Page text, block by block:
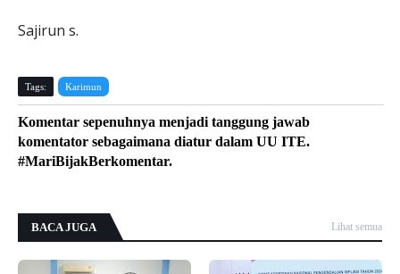
Sajirun s.
Tags: Karimun
Komentar sepenuhnya menjadi tanggung jawab
komentator sebagaimana diatur dalam UU ITE.
#MariBijakBerkomentar.
BACA JUGA Lihat semua